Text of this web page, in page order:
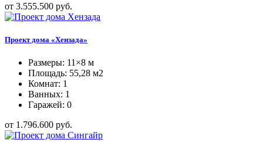
от 3.555.500 руб.
Проект дома «Хензада»
Размеры: 11×8 м
Площадь: 55,28 м2
Комнат: 1
Ванных: 1
Гаражей: 0
от 1.796.600 руб.